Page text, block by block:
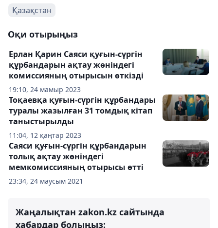
Қазақстан
Оқи отырыңыз
19:10, 24 мамыр 2023
Ерлан Қарин Саяси қуғын-сүргін
құрбандарын ақтау жөніндегі
комиссияның отырысын өткізді
11:04, 12 қаңтар 2023
Тоқаевқа қуғын-сүргін құрбандары
туралы жазылған 31 томдық кітап
таныстырылды
23:34, 24 маусым 2021
Саяси қуғын-сүргін құрбандарын
толық ақтау жөніндегі
мемкомиссияның отырысы өтті
Жаңалықтан zakon.kz сайтында
хабардар болыңыз: